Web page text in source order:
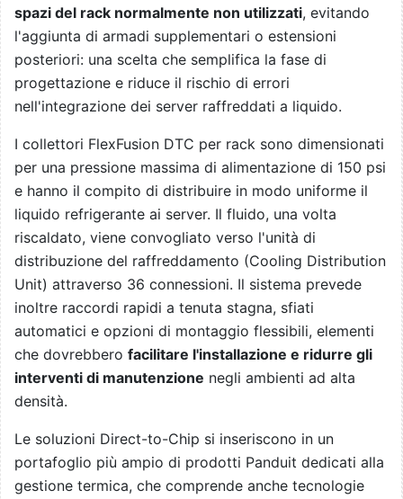
spazi del rack normalmente non utilizzati, evitando
l'aggiunta di armadi supplementari o estensioni
posteriori: una scelta che semplifica la fase di
progettazione e riduce il rischio di errori
nell'integrazione dei server raffreddati a liquido.
I collettori FlexFusion DTC per rack sono dimensionati
per una pressione massima di alimentazione di 150 psi
e hanno il compito di distribuire in modo uniforme il
liquido refrigerante ai server. Il fluido, una volta
riscaldato, viene convogliato verso l'unità di
distribuzione del raffreddamento (Cooling Distribution
Unit) attraverso 36 connessioni. Il sistema prevede
inoltre raccordi rapidi a tenuta stagna, sfiati
automatici e opzioni di montaggio flessibili, elementi
che dovrebbero facilitare l'installazione e ridurre gli
interventi di manutenzione negli ambienti ad alta
densità.
Le soluzioni Direct-to-Chip si inseriscono in un
portafoglio più ampio di prodotti Panduit dedicati alla
gestione termica, che comprende anche tecnologie